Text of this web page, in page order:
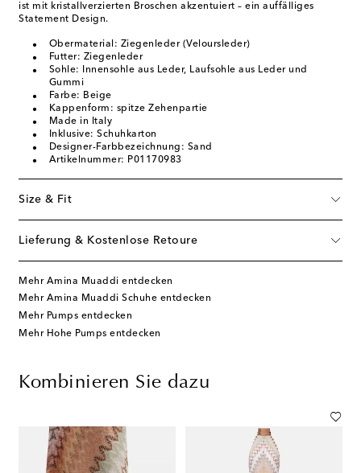
ist mit kristallverzierten Broschen akzentuiert – ein auffälliges
Statement Design.
Obermaterial: Ziegenleder (Veloursleder)
Futter: Ziegenleder
Sohle: Innensohle aus Leder, Laufsohle aus Leder und
Gummi
Farbe: Beige
Kappenform: spitze Zehenpartie
Made in Italy
Inklusive: Schuhkarton
Designer-Farbbezeichnung: Sand
Artikelnummer: P01170983
Size & Fit
Lieferung & Kostenlose Retoure
Mehr Amina Muaddi entdecken
Mehr Amina Muaddi Schuhe entdecken
Mehr Pumps entdecken
Mehr Hohe Pumps entdecken
Kombinieren Sie dazu